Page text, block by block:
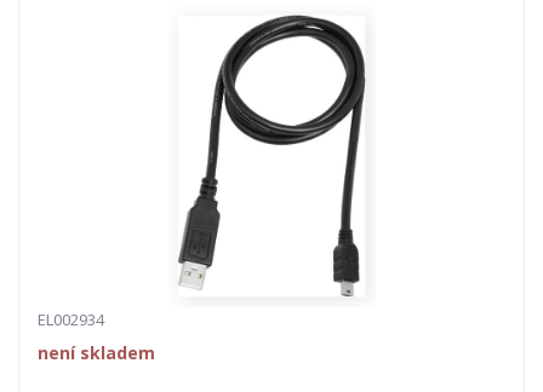
EL002934
není skladem